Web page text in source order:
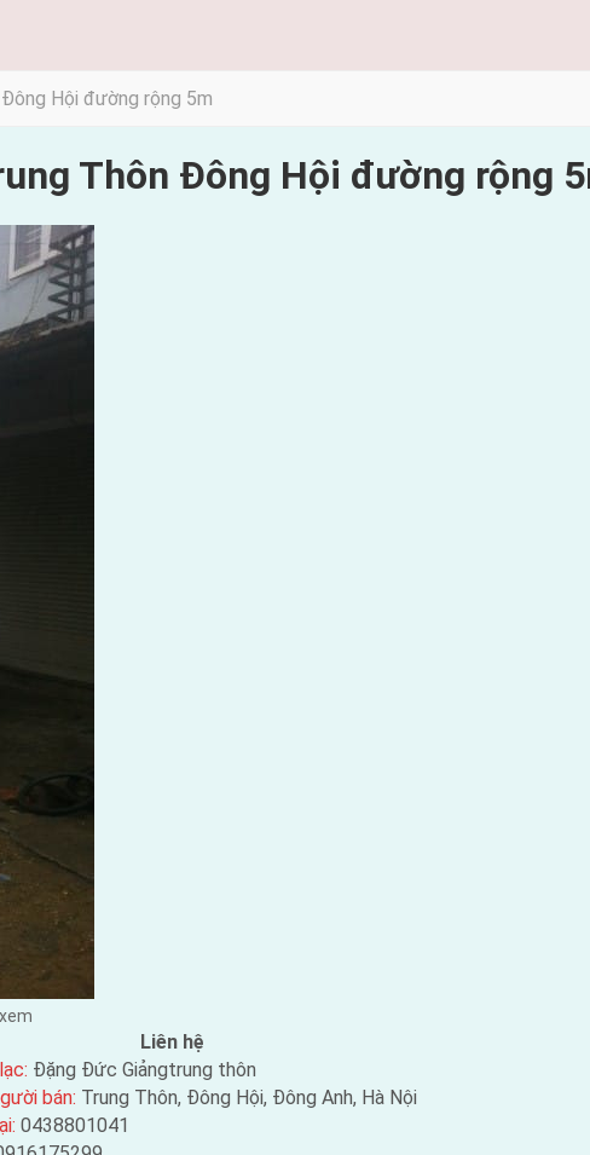
Hội đường rộng 5m
Thôn Đông Hội đường rộng
Liên hệ
Đặng Đức Giảngtrung thôn
bán: Trung Thôn, Đông Hội, Đông Anh, Hà Nội
0438801041